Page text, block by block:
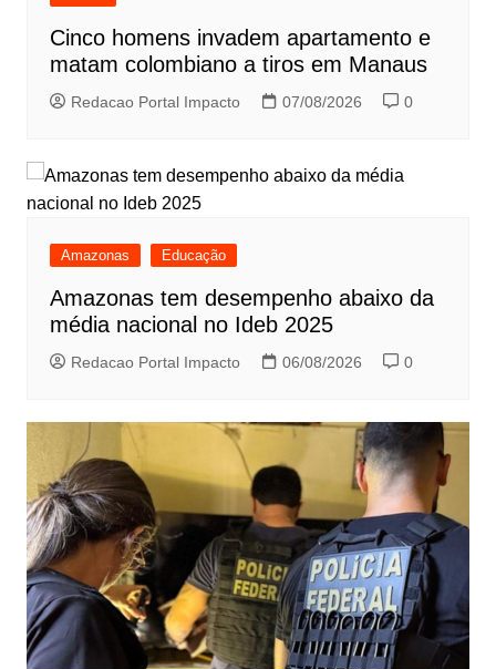
Cinco homens invadem apartamento e
matam colombiano a tiros em Manaus
Redacao Portal Impacto 07/08/2026 0
Amazonas Educação
Amazonas tem desempenho abaixo da
média nacional no Ideb 2025
Redacao Portal Impacto 06/08/2026 0